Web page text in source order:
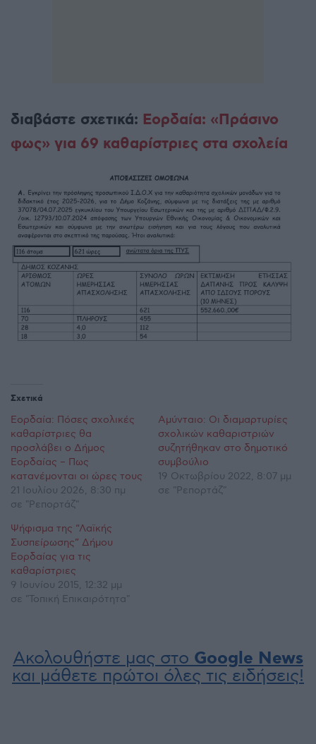
διαβάστε σχετικά: Εορδαία: «Πράσινο
φως» για 69 καθαρίστριες στα σχολεία
Σχετικά
Εορδαία: Πόσες σχολικές
καθαρίστριες θα
προσλάβει ο Δήμος
Εορδαίας – Πως
κατανέμονται οι ώρες τους
21 Ιουλίου 2026, 8:30 πμ
σε "Ρεπορτάζ"
Αμύνταιο: Οι διαμαρτυρίες
σχολικών καθαριστριών
συζητήθηκαν στο δημοτικό
συμβούλιο
19 Οκτωβρίου 2022, 8:07 μμ
σε "Ρεπορτάζ"
Ψήφισμα της “Λαϊκής
Συσπείρωσης” Δήμου
Εορδαίας για τις
καθαρίστριες
9 Ιουνίου 2015, 12:32 μμ
σε "Τοπική Επικαιρότητα"
Ακολουθήστε μας στο Google News
και μάθετε πρώτοι όλες τις ειδήσεις!